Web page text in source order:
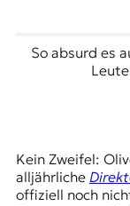
So absurd es
Kein Zweifel:
alljährliche
offiziell noch